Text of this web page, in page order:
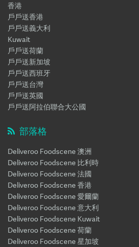
香港
戶戶送香港
戶戶送義大利
Kuwait
戶戶送荷蘭
戶戶送新加坡
戶戶送西班牙
戶戶送台灣
戶戶送英國
戶戶送阿拉伯聯合大公國
部落格
Deliveroo Foodscene 澳洲
Deliveroo Foodscene 比利時
Deliveroo Foodscene 法國
Deliveroo Foodscene 香港
Deliveroo Foodscene 愛爾蘭
Deliveroo Foodscene 意大利
Deliveroo Foodscene Kuwait
Deliveroo Foodscene 荷蘭
Deliveroo Foodscene 星加坡